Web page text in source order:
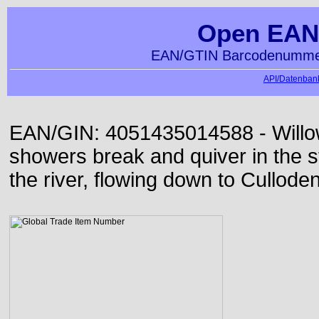
Open
EAN/GTIN
API/
EAN/GIN: 4051435014588 -
showers break and quiver in the
the river, flowing down to